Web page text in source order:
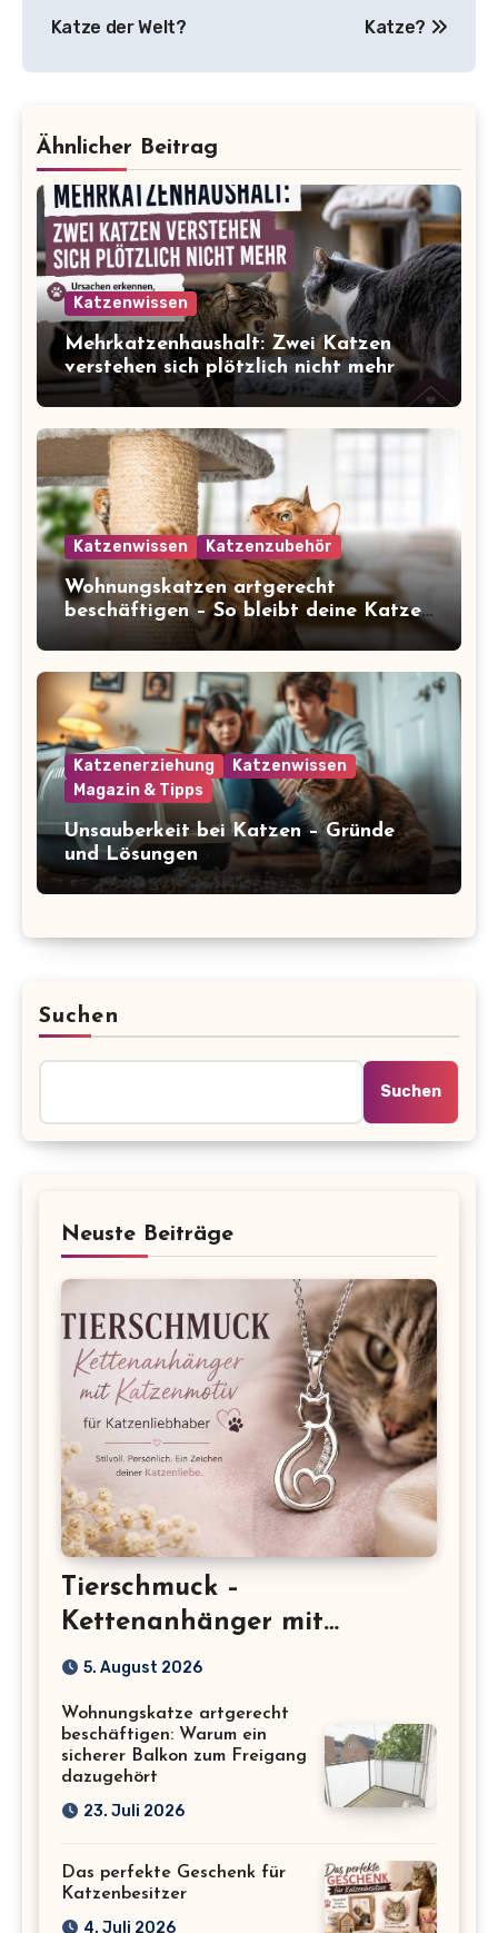
Katze der Welt?
Katze?
Ähnlicher Beitrag
Katzenwissen
Mehrkatzenhaushalt: Zwei Katzen
verstehen sich plötzlich nicht mehr
Katzenwissen Katzenzubehör
Wohnungskatzen artgerecht
beschäftigen – So bleibt deine Katze
glücklich und gesund
Katzenerziehung
Katzenwissen
Magazin & Tipps
Unsauberkeit bei Katzen – Gründe
und Lösungen
Suchen
Suchen
Neuste Beiträge
Tierschmuck –
Kettenanhänger mit
Katzenmotiv für
5. August 2026
Wohnungskatze artgerecht
beschäftigen: Warum ein
sicherer Balkon zum Freigang
dazugehört
23. Juli 2026
Das perfekte Geschenk für
Katzenbesitzer
4. Juli 2026